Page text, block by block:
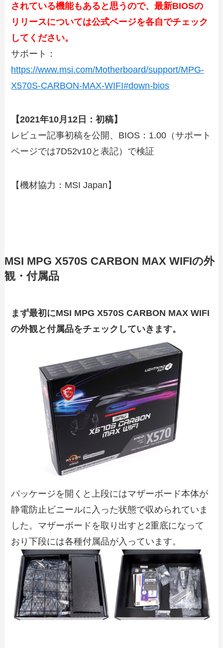
されている機能もあると思うので、最新BIOSの
リリースについては公式ページを各自でチェック
してください。
サポート：
https://www.msi.com/Motherboard/support/MPG-
X570S-CARBON-MAX-WIFI#down-bios
【2021年10月12日：初稿】
レビュー記事初稿を公開、BIOS：1.00（サポート
ページでは7D52v10と表記）で検証
【機材協力：MSI Japan】
MSI MPG X570S CARBON MAX WIFIの外
観・付属品
まず最初にMSI MPG X570S CARBON MAX WIFI
の外観と付属品をチェックしていきます。
パッケージを開くと上段にはマザーボード本体が
静電防止ビニールに入った状態で収められていま
した。マザーボードを取り出すと2重底になって
おり下段には各種付属品が入っています。